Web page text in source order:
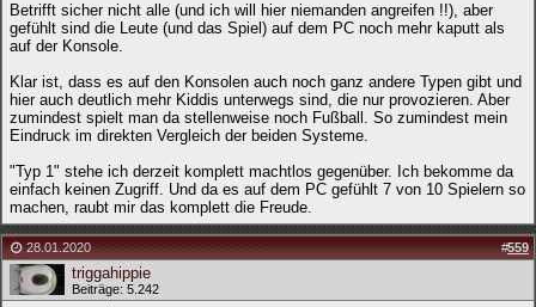
Betrifft sicher nicht alle (und ich will hier niemanden angreifen !!), aber
gefühlt sind die Leute (und das Spiel) auf dem PC noch mehr kaputt als
auf der Konsole.
Klar ist, dass es auf den Konsolen auch noch ganz andere Typen gibt und
hier auch deutlich mehr Kiddis unterwegs sind, die nur provozieren. Aber
zumindest spielt man da stellenweise noch Fußball. So zumindest mein
Eindruck im direkten Vergleich der beiden Systeme.
"Typ 1" stehe ich derzeit komplett machtlos gegenüber. Ich bekomme da
einfach keinen Zugriff. Und da es auf dem PC gefühlt 7 von 10 Spielern so
machen, raubt mir das komplett die Freude.
28.01.2020 #559
triggahippie
Beiträge: 5.242